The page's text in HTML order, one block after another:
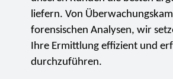
liefern. Von
forensischen Analysen, wir
Ihre Ermittlung effizient und
durchzuführen.